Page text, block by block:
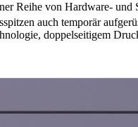
Reihe von Hardware- und
auch temporär
doppelseitigem